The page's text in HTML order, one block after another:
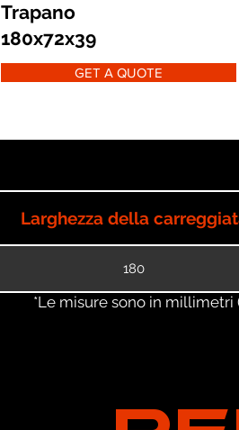
Trapano
180x72x39
GET A QUOTE
Larghezza della
180
*Le misure sono in